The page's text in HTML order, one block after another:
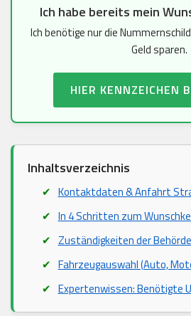
Ich habe bereits mein
Ich benötige nur die
Geld sparen.
HIER KENNZEICHEN
Inhaltsverzeichnis
Kontaktdaten & Anfahrt
In 4 Schritten zum
Zuständigkeiten der Behörde
Fahrzeugauswahl (Auto,
Expertenwissen: Benötigte